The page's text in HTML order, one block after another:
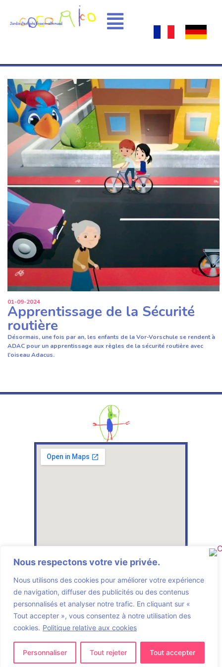
Nous respectons votre vie privée.
Nous utilisons des cookies pour améliorer votre expérience
de navigation, diffuser des publicités ou des contenus
personnalisés et analyser notre trafic. En cliquant sur «
Tout accepter », vous consentez à notre utilisation des
cookies. Politique relative aux cookies
Personnaliser Tout rejeter Tout accepter
Jardin d'enfants franco-allemand
01-09-2024
Apprentissage de la Sécurité
routière
Désormais, une fois par an, les enfants de la Vor-Vorschule se rendent à
ADAC pour un apprentissage aux règles de la sécurité routière avec
l’oiseau Adacus.
Nous contacter
030 257 996 26
contact@kinderladen-cocorico.de
Adresse
Kindergarten Cocorico & Co.
Kluckstraße 29